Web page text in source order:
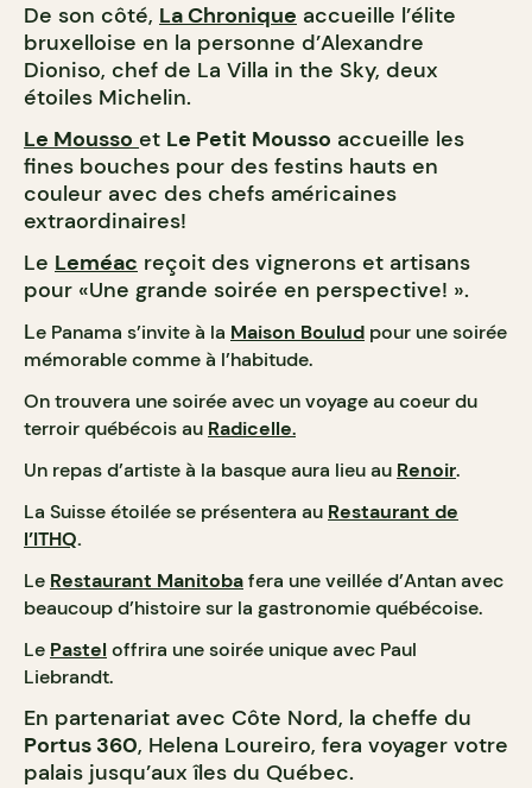
De son côté, La Chronique accueille l’élite
bruxelloise en la personne d’Alexandre
Dioniso, chef de La Villa in the Sky, deux
étoiles Michelin.
Le Mousso et Le Petit Mousso accueille les
fines bouches pour des festins hauts en
couleur avec des chefs américaines
extraordinaires!
Le Leméac reçoit des vignerons et artisans
pour «Une grande soirée en perspective! ».
Le Panama s’invite à la Maison Boulud pour une soirée
mémorable comme à l’habitude.
On trouvera une soirée avec un voyage au coeur du
terroir québécois au Radicelle.
Un repas d’artiste à la basque aura lieu au Renoir.
La Suisse étoilée se présentera au Restaurant de
l’ITHQ.
Le Restaurant Manitobafera une veillée d’Antan avec
beaucoup d’histoire sur la gastronomie québécoise.
Le Pastel offrira une soirée unique avec Paul
Liebrandt.
En partenariat avec Côte Nord, la cheffe du
Portus 360, Helena Loureiro, fera voyager votre
palais jusqu’aux îles du Québec.